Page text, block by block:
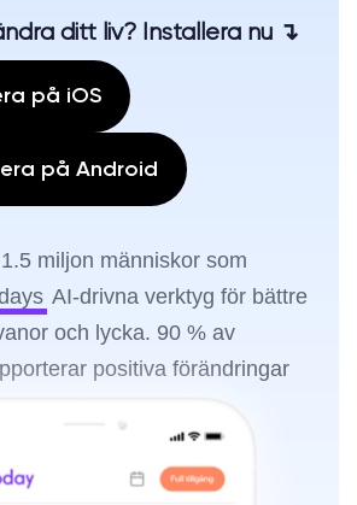
ditt liv? Installera nu ↴
på iOS
på Android
miljon människor som
AI-drivna verktyg för bättre
och lycka. 90 % av
positiva förändringar